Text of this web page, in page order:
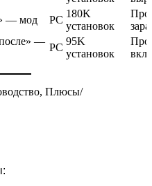
— мод PC
180K
установок
—
PC
95K
установок